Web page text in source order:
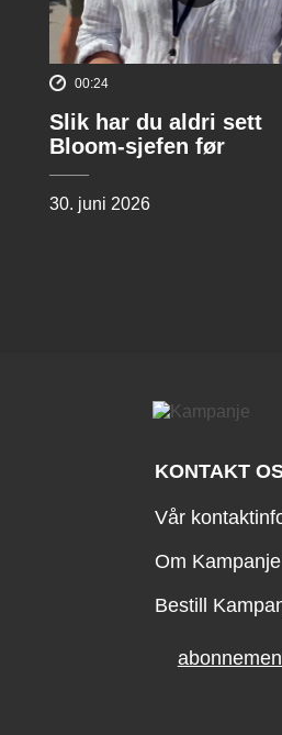
00:24
Slik har du aldri sett
Bloom-sjefen før
30. juni 2026
KONTAKT
Vår
Om
Bestill